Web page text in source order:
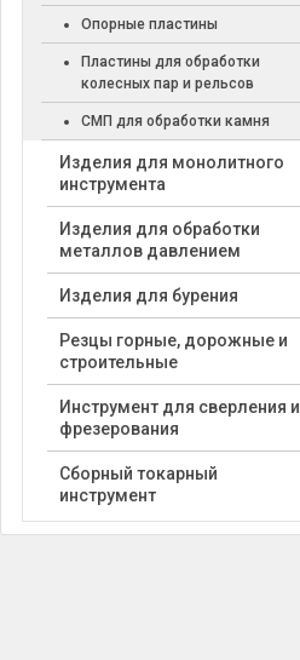
Опорные пластины
Пластины для обработки
колесных пар и рельсов
СМП для обработки камня
Изделия для монолитного
инструмента
Изделия для обработки
металлов давлением
Изделия для бурения
Резцы горные, дорожные и
строительные
Инструмент для сверления и
фрезерования
Сборный токарный
инструмент